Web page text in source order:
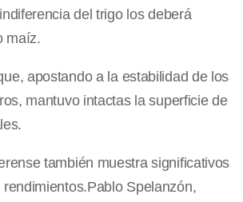
del trigo los deberá
maíz.
apostando a la estabilidad de los
mantuvo intactas la superficie de
también muestra significativos
Spelanzón,